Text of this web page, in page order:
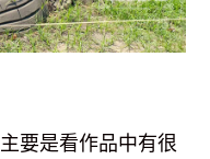
要是看作品中有很